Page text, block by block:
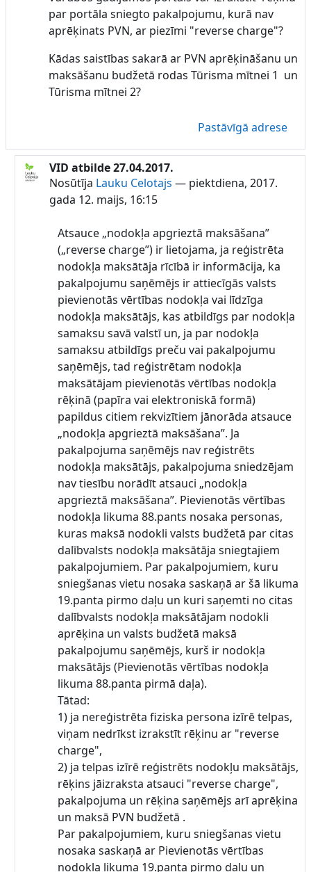
par portāla sniegto pakalpojumu, kurā nav
aprēķinats PVN, ar piezīmi "reverse charge"?
Kādas saistības sakarā ar PVN aprēķināšanu un
maksāšanu budžetā rodas Tūrisma mītnei 1 un
Tūrisma mītnei 2?
Pastāvīgā adrese
Atbildot uz Lauku Celotajs
VID atbilde 27.04.2017.
Nosūtīja Lauku Celotajs — piektdiena, 2017.
gada 12. maijs, 16:15
Atsauce „nodokļa apgrieztā maksāšana”
(„reverse charge”) ir lietojama, ja reģistrēta
nodokļa maksātāja rīcībā ir informācija, ka
pakalpojumu saņēmējs ir attiecīgās valsts
pievienotās vērtības nodokļa vai līdzīga
nodokļa maksātājs, kas atbildīgs par nodokļa
samaksu savā valstī un, ja par nodokļa
samaksu atbildīgs preču vai pakalpojumu
saņēmējs, tad reģistrētam nodokļa
maksātājam pievienotās vērtības nodokļa
rēķinā (papīra vai elektroniskā formā)
papildus citiem rekvizītiem jānorāda atsauce
„nodokļa apgrieztā maksāšana”. Ja
pakalpojuma saņēmējs nav reģistrēts
nodokļa maksātājs, pakalpojuma sniedzējam
nav tiesību norādīt atsauci „nodokļa
apgrieztā maksāšana”. Pievienotās vērtības
nodokļa likuma 88.pants nosaka personas,
kuras maksā nodokli valsts budžetā par citas
dalībvalsts nodokļa maksātāja sniegtajiem
pakalpojumiem. Par pakalpojumiem, kuru
sniegšanas vietu nosaka saskaņā ar šā likuma
19.panta pirmo daļu un kuri saņemti no citas
dalībvalsts nodokļa maksātājam nodokli
aprēķina un valsts budžetā maksā
pakalpojumu saņēmējs, kurš ir nodokļa
maksātājs (Pievienotās vērtības nodokļa
likuma 88.panta pirmā daļa).
Tātad:
1) ja nereģistrēta fiziska persona izīrē telpas,
viņam nedrīkst izrakstīt rēķinu ar "reverse
charge",
2) ja telpas izīrē reģistrēts nodokļu maksātājs,
rēķins jāizraksta atsauci "reverse charge",
pakalpojuma un rēķina saņēmējs arī aprēķina
un maksā PVN budžetā .
Par pakalpojumiem, kuru sniegšanas vietu
nosaka saskaņā ar Pievienotās vērtības
nodokļa likuma 19.panta pirmo daļu un